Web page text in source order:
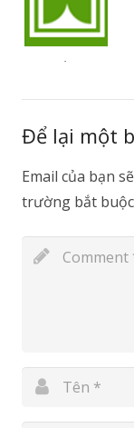
TẢI ỨNG DỤNG
LIÊN HỆ
NHẬT KÝ CẬP
Để lại một
Email của bạn
trường bắt